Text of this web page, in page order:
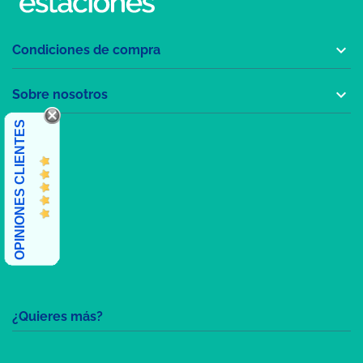
¿Quieres más?
Condiciones de compra 
Sobre nosotros 
OPINIONES CLIENTES